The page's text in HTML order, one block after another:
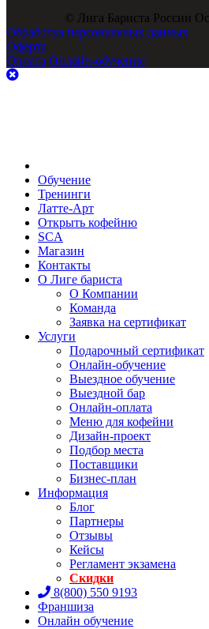
© Лига Бариста России
Обработка персональных данных
Оферта
Оплата Онлайн-обучение
Обучение
Тренинги
Латте-Арт
Открыть кофейню
SCA
Магазин
Контакты
О Лиге бариста
О Компании
Команда
Заявка на сертификат
Услуги
Подарочный сертификат
Онлайн-обучение
Выездное обучение
Выездной бар
Онлайн-оплата
Меню для кофейни
Дизайн-проект
Подбор места
Поставщики
Бизнес-план
Информация
Блог
Партнеры
Отзывы
Кейсы
Регламент экзамена
Скидки
8(800) 550 9193
Франшиза
Онлайн обучение